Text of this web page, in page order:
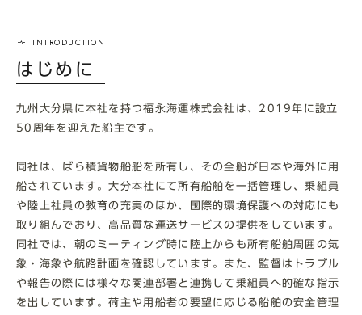
はじめに
九州大分県に本社を持つ福永海運株式会社は、2019年に設立
50周年を迎えた船主です。
同社は、ばら積貨物船船を所有し、その全船が日本や海外に用
船されています。大分本社にて所有船舶を一括管理し、乗組員
や陸上社員の教育の充実のほか、国際的環境保護への対応にも
取り組んでおり、高品質な運送サービスの提供をしています。
同社では、朝のミーティング時に陸上からも所有船舶周囲の気
象・海象や航路計画を確認しています。また、監督はトラブル
や報告の際には様々な関連部署と連携して乗組員へ的確な指示
を出しています。荷主や用船者の要望に応じる船舶の安全管理